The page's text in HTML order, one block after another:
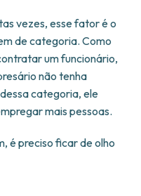
vezes, esse fator é o
de categoria. Como
um funcionário,
não tenha
categoria, ele
mais pessoas.
é preciso ficar de olho